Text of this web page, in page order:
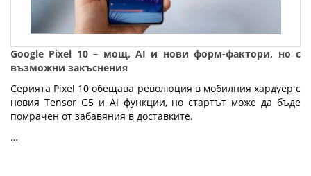
Google Pixel 10 – мощ, AI и нови форм-фактори, но с
възможни закъснения
Серията Pixel 10 обещава революция в мобилния хардуер с
новия Tensor G5 и AI функции, но стартът може да бъде
помрачен от забавяния в доставките.
…